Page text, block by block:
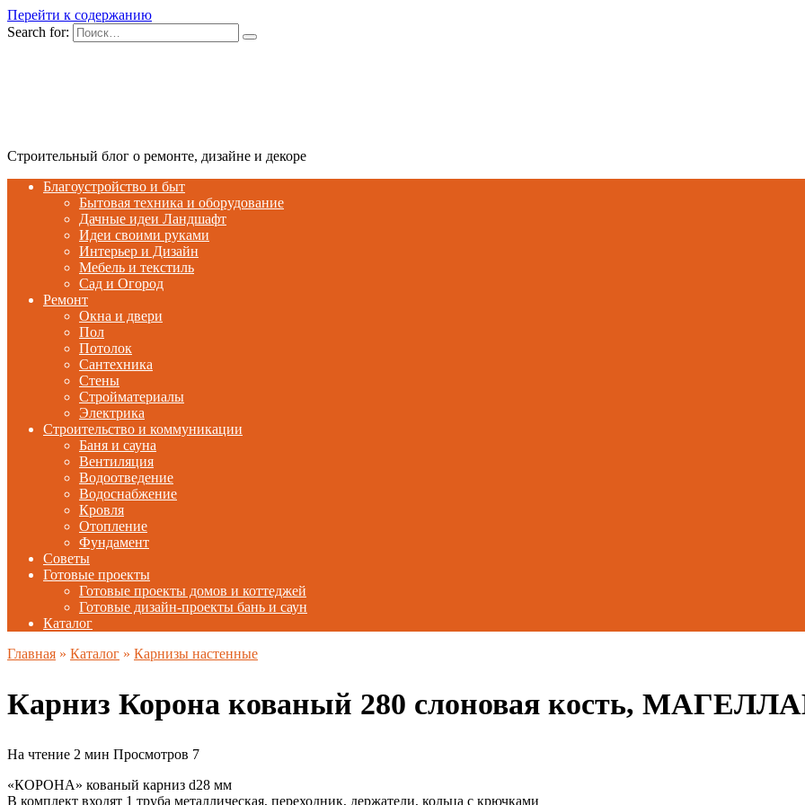
Перейти к содержанию
Search for:
Строительный блог о ремонте, дизайне и декоре
Благоустройство и быт
Бытовая техника и оборудование
Дачные идеи Ландшафт
Идеи своими руками
Интерьер и Дизайн
Мебель и текстиль
Сад и Огород
Ремонт
Окна и двери
Пол
Потолок
Сантехника
Стены
Стройматериалы
Электрика
Строительство и коммуникации
Баня и сауна
Вентиляция
Водоотведение
Водоснабжение
Кровля
Отопление
Фундамент
Советы
Готовые проекты
Готовые проекты домов и коттеджей
Готовые дизайн-проекты бань и саун
Каталог
Главная » Каталог » Карнизы настенные
Карниз Корона кованый 280 слоновая кость,
На чтение 2 мин Просмотров 7
«КОРОНА» кованый карниз d28 мм
В комплект входят 1 труба металлическая, переходник, держатели, кольца с крючками